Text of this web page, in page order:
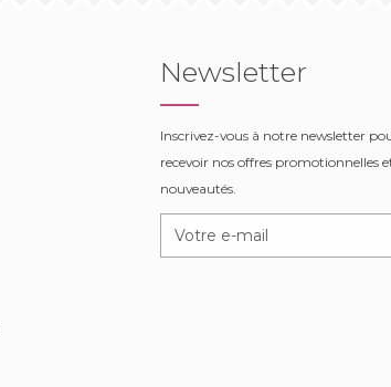
Newsletter
Inscrivez-vous à notre newsletter
recevoir nos offres promotionnelles
nouveautés.